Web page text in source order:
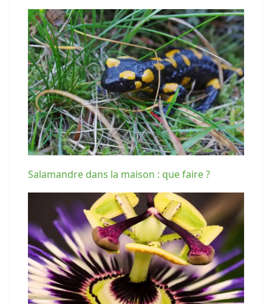
Salamandre dans la maison : que faire ?